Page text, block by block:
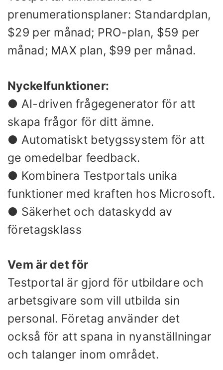
prenumerationsplaner: Standardplan,
$29 per månad; PRO-plan, $59 per
månad; MAX plan, $99 per månad.
Nyckelfunktioner:
● AI-driven frågegenerator för att
skapa frågor för ditt ämne.
● Automatiskt betygssystem för att
ge omedelbar feedback.
● Kombinera Testportals unika
funktioner med kraften hos Microsoft.
● Säkerhet och dataskydd av
företagsklass
Vem är det för
Testportal är gjord för utbildare och
arbetsgivare som vill utbilda sin
personal. Företag använder det
också för att spana in nyanställningar
och talanger inom området.